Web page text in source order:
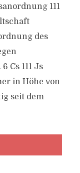
111
des
Cs 111 Js
in Höhe von
seit dem